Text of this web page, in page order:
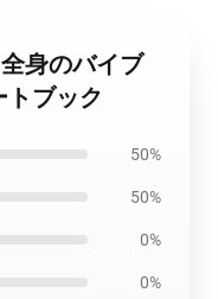
身のバイブ
ブック
50%
50%
0%
0%